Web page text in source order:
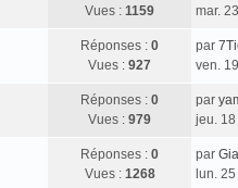
Vues : 1159
mar.
Réponses : 0
Vues : 927
par
ven.
Réponses : 0
Vues : 979
par
jeu.
Réponses : 0
Vues : 1268
par
lun.